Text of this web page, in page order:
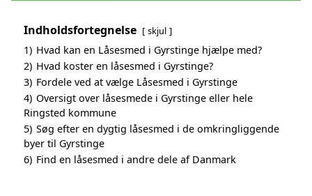
Indholdsfortegnelse skjul
1) Hvad kan en Låsesmed i Gyrstinge hjælpe med?
2) Hvad koster en låsesmed i Gyrstinge?
3) Fordele ved at vælge Låsesmed i Gyrstinge
4) Oversigt over låsesmede i Gyrstinge eller hele
Ringsted kommune
5) Søg efter en dygtig låsesmed i de omkringliggende
byer til Gyrstinge
6) Find en låsesmed i andre dele af Danmark